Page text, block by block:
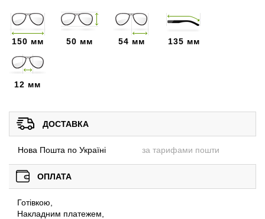
150 мм 50 мм 54 мм 135 мм
12 мм
ДОСТАВКА
Нова Пошта по Україні за тарифами пошти
ОПЛАТА
Готівкою,
Накладним платежем,